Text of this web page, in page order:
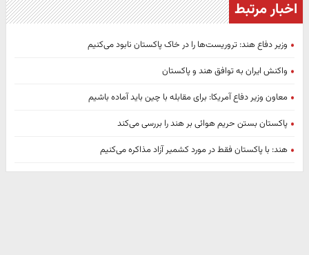
اخبار مرتبط
وزیر دفاع هند: تروریست‌ها را در خاک پاکستان نابود می‌کنیم
واکنش ایران به توافق هند و پاکستان
معاون وزیر دفاع آمریکا: برای مقابله با چین باید آماده باشیم
پاکستان بستن حریم هوائی بر هند را بررسی می‌کند
هند: با پاکستان فقط در مورد کشمیر آزاد مذاکره می‌کنیم